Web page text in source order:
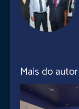
Mais do autor